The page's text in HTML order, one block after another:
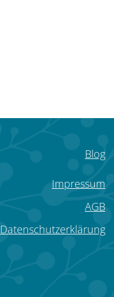
Blog
Impressum
AGB
Datenschutzerklärung